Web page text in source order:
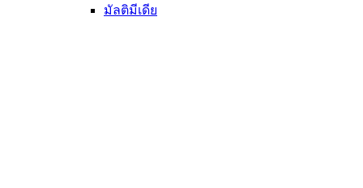
มัลติมีเดีย